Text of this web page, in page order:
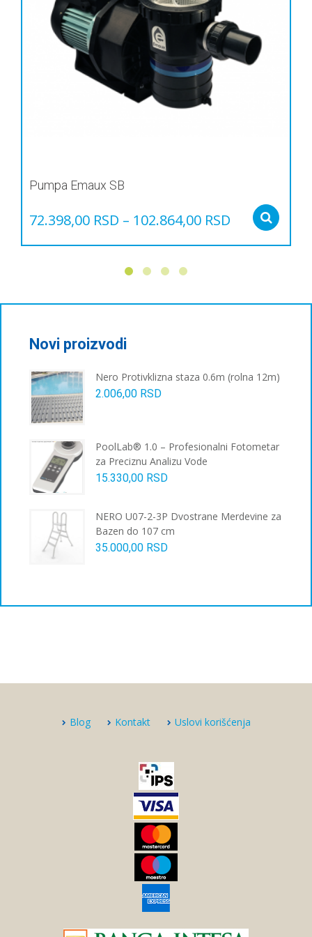
Pumpa Emaux SB
72.398,00 RSD – 102.864,00 RSD
бити
изабране
на
страници
производа.
Novi proizvodi
Nero Protivklizna staza 0.6m (rolna 12m)
2.006,00 RSD
PoolLab® 1.0 – Profesionalni Fotometar
za Preciznu Analizu Vode
15.330,00 RSD
NERO U07-2-3P Dvostrane Merdevine za
Bazen do 107 cm
35.000,00 RSD
Blog Kontakt Uslovi korišćenja